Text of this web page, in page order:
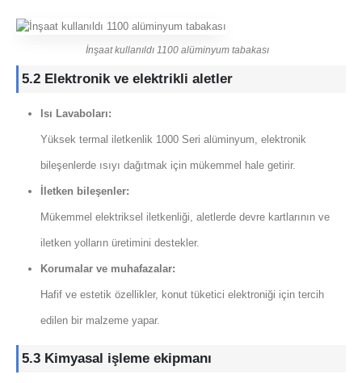
İnşaat kullanıldı 1100 alüminyum tabakası
5.2 Elektronik ve elektrikli aletler
Isı Lavaboları:
Yüksek termal iletkenlik 1000 Seri alüminyum, elektronik
bileşenlerde ısıyı dağıtmak için mükemmel hale getirir.
İletken bileşenler:
Mükemmel elektriksel iletkenliği, aletlerde devre kartlarının ve
iletken yolların üretimini destekler.
Korumalar ve muhafazalar:
Hafif ve estetik özellikler, konut tüketici elektroniği için tercih
edilen bir malzeme yapar.
5.3 Kimyasal işleme ekipmanı